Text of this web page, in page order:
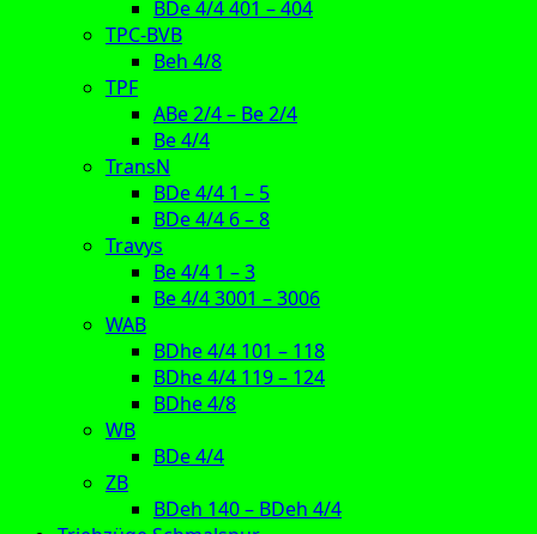
BDe 4/4 401 – 404
TPC-BVB
Beh 4/8
TPF
ABe 2/4 – Be 2/4
Be 4/4
TransN
BDe 4/4 1 – 5
BDe 4/4 6 – 8
Travys
Be 4/4 1 – 3
Be 4/4 3001 – 3006
WAB
BDhe 4/4 101 – 118
BDhe 4/4 119 – 124
BDhe 4/8
WB
BDe 4/4
ZB
BDeh 140 – BDeh 4/4